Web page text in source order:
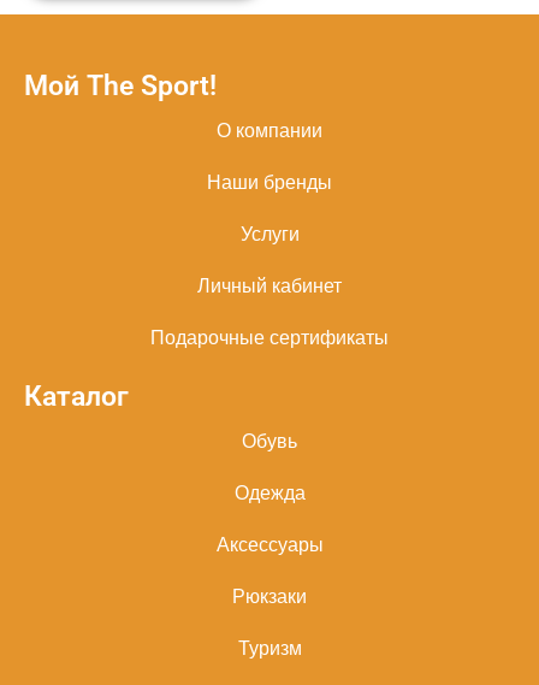
Мой The Sport!
О компании
Наши бренды
Услуги
Личный кабинет
Подарочные сертификаты
Каталог
Обувь
Одежда
Аксессуары
Рюкзаки
Туризм